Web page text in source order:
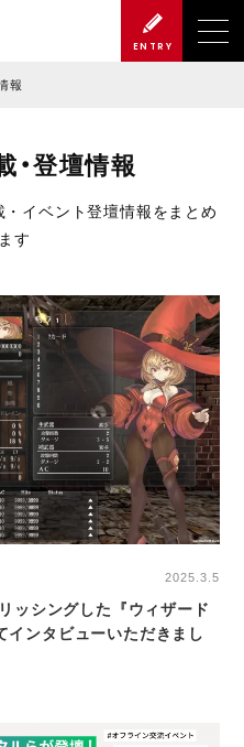
ENTRY
報
・登壇情報
イベント登壇情報をまとめ
す
2025.3.5
ッシングした『ウィザード
インタビューいただきまし